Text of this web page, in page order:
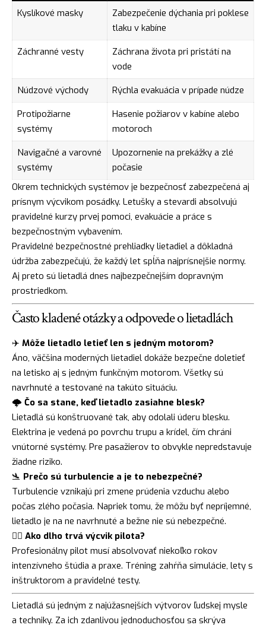
Kyslíkové masky
Zabezpečenie dýchania pri poklese
tlaku v kabíne
Záchranné vesty
Záchrana života pri pristátí na
vode
Núdzové východy
Rýchla evakuácia v prípade núdze
Protipožiarne
systémy
Hasenie požiarov v kabíne alebo
motoroch
Navigačné a varovné
systémy
Upozornenie na prekážky a zlé
počasie
Okrem technických systémov je bezpečnosť zabezpečená aj
prísnym výcvikom posádky. Letušky a stevardi absolvujú
pravidelné kurzy prvej pomoci, evakuácie a práce s
bezpečnostným vybavením.
Pravidelné bezpečnostné prehliadky lietadiel a dôkladná
údržba zabezpečujú, že každý let spĺňa najprísnejšie normy.
Aj preto sú lietadlá dnes najbezpečnejším dopravným
prostriedkom.
Často kladené otázky a odpovede o lietadlách
✈️ Môže lietadlo letieť len s jedným motorom?
Áno, väčšina moderných lietadiel dokáže bezpečne doletieť
na letisko aj s jedným funkčným motorom. Všetky sú
navrhnuté a testované na takúto situáciu.
🌩️ Čo sa stane, keď lietadlo zasiahne blesk?
Lietadlá sú konštruované tak, aby odolali úderu blesku.
Elektrina je vedená po povrchu trupu a krídel, čím chráni
vnútorné systémy. Pre pasažierov to obvykle nepredstavuje
žiadne riziko.
🛬 Prečo sú turbulencie a je to nebezpečné?
Turbulencie vznikajú pri zmene prúdenia vzduchu alebo
počas zlého počasia. Napriek tomu, že môžu byť nepríjemné,
lietadlo je na ne navrhnuté a bežne nie sú nebezpečné.
🧑‍✈️ Ako dlho trvá výcvik pilota?
Profesionálny pilot musí absolvovať niekoľko rokov
intenzívneho štúdia a praxe. Tréning zahŕňa simulácie, lety s
inštruktorom a pravidelné testy.
Lietadlá sú jedným z najúžasnejších výtvorov ľudskej mysle
a techniky. Za ich zdanlivou jednoduchosťou sa skrýva